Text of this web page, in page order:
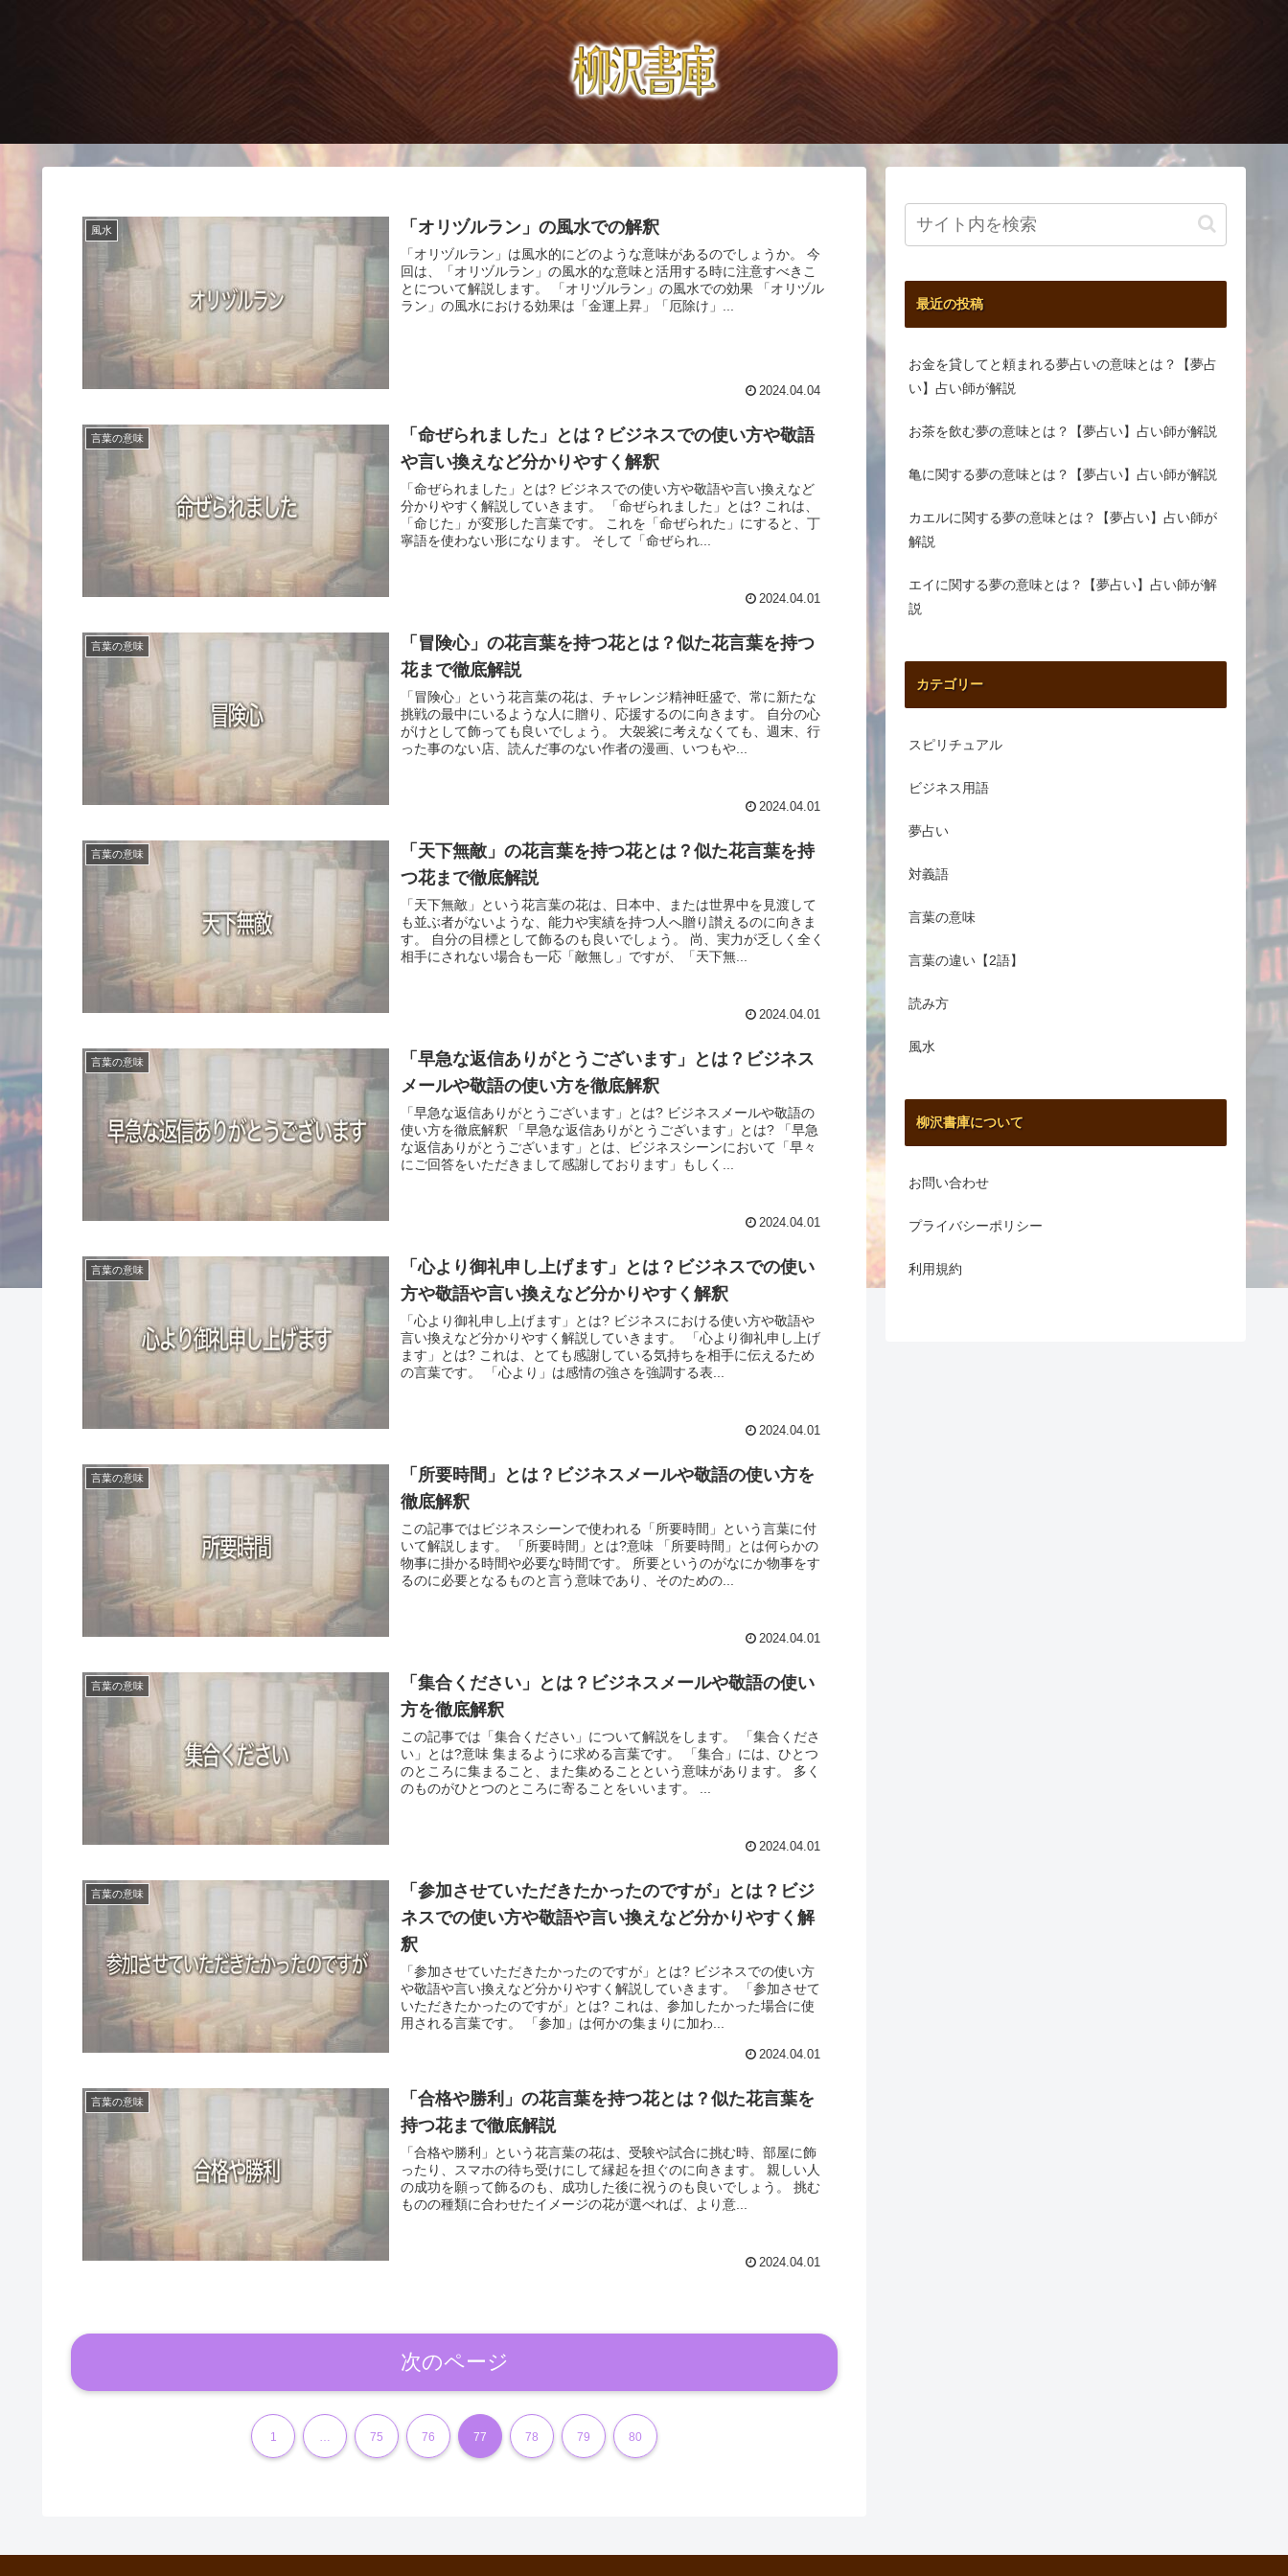
風水 「オリヅルラン」の風水での解釈
「オリヅルラン」は風水的にどのような意味があるのでしょうか。 今
回は、「オリヅルラン」の風水的な意味と活用する時に注意すべきこ
とについて解説します。 「オリヅルラン」の風水での効果 「オリヅル
ラン」の風水における効果は「金運上昇」「厄除け」...
2024.04.04
言葉の意味
「命ぜられました」とは？ビジネスでの使い方や敬語
や言い換えなど分かりやすく解釈
「命ぜられました」とは? ビジネスでの使い方や敬語や言い換えなど
分かりやすく解説していきます。 「命ぜられました」とは? これは、
「命じた」が変形した言葉です。 これを「命ぜられた」にすると、丁
寧語を使わない形になります。 そして「命ぜられ...
2024.04.01
言葉の意味
「冒険心」の花言葉を持つ花とは？似た花言葉を持つ
花まで徹底解説
「冒険心」という花言葉の花は、チャレンジ精神旺盛で、常に新たな
挑戦の最中にいるような人に贈り、応援するのに向きます。 自分の心
がけとして飾っても良いでしょう。 大袈裟に考えなくても、週末、行
った事のない店、読んだ事のない作者の漫画、いつもや...
2024.04.01
言葉の意味
「天下無敵」の花言葉を持つ花とは？似た花言葉を持
つ花まで徹底解説
「天下無敵」という花言葉の花は、日本中、または世界中を見渡して
も並ぶ者がないような、能力や実績を持つ人へ贈り讃えるのに向きま
す。 自分の目標として飾るのも良いでしょう。 尚、実力が乏しく全く
相手にされない場合も一応「敵無し」ですが、「天下無...
2024.04.01
言葉の意味
「早急な返信ありがとうございます」とは？ビジネス
メールや敬語の使い方を徹底解釈
「早急な返信ありがとうございます」とは? ビジネスメールや敬語の
使い方を徹底解釈 「早急な返信ありがとうございます」とは? 「早急
な返信ありがとうございます」とは、ビジネスシーンにおいて「早々
にご回答をいただきまして感謝しております」もしく...
2024.04.01
言葉の意味
「心より御礼申し上げます」とは？ビジネスでの使い
方や敬語や言い換えなど分かりやすく解釈
「心より御礼申し上げます」とは? ビジネスにおける使い方や敬語や
言い換えなど分かりやすく解説していきます。 「心より御礼申し上げ
ます」とは? これは、とても感謝している気持ちを相手に伝えるため
の言葉です。 「心より」は感情の強さを強調する表...
2024.04.01
言葉の意味
「所要時間」とは？ビジネスメールや敬語の使い方を
徹底解釈
この記事ではビジネスシーンで使われる「所要時間」という言葉に付
いて解説します。 「所要時間」とは?意味 「所要時間」とは何らかの
物事に掛かる時間や必要な時間です。 所要というのがなにか物事をす
るのに必要となるものと言う意味であり、そのための...
2024.04.01
言葉の意味
「集合ください」とは？ビジネスメールや敬語の使い
方を徹底解釈
この記事では「集合ください」について解説をします。 「集合くださ
い」とは?意味 集まるように求める言葉です。 「集合」には、ひとつ
のところに集まること、また集めることという意味があります。 多く
のものがひとつのところに寄ることをいいます。 ...
2024.04.01
言葉の意味
「参加させていただきたかったのですが」とは？ビジ
ネスでの使い方や敬語や言い換えなど分かりやすく解
釈
「参加させていただきたかったのですが」とは? ビジネスでの使い方
や敬語や言い換えなど分かりやすく解説していきます。 「参加させて
いただきたかったのですが」とは? これは、参加したかった場合に使
用される言葉です。 「参加」は何かの集まりに加わ...
2024.04.01
言葉の意味
「合格や勝利」の花言葉を持つ花とは？似た花言葉を
持つ花まで徹底解説
「合格や勝利」という花言葉の花は、受験や試合に挑む時、部屋に飾
ったり、スマホの待ち受けにして縁起を担ぐのに向きます。 親しい人
の成功を願って飾るのも、成功した後に祝うのも良いでしょう。 挑む
ものの種類に合わせたイメージの花が選べれば、より意...
2024.04.01
次のページ
1 75 76 77 78 79 80
最近の投稿
お金を貸してと頼まれる夢占いの意味とは？【夢占
い】占い師が解説
お茶を飲む夢の意味とは？【夢占い】占い師が解説
亀に関する夢の意味とは？【夢占い】占い師が解説
カエルに関する夢の意味とは？【夢占い】占い師が
解説
エイに関する夢の意味とは？【夢占い】占い師が解
説
カテゴリー
スピリチュアル
ビジネス用語
夢占い
対義語
言葉の意味
言葉の違い【2語】
読み方
風水
柳沢書庫について
お問い合わせ
プライバシーポリシー
利用規約